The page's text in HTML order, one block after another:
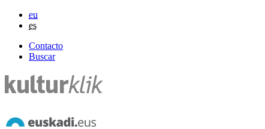
eu
es
Contacto
Buscar